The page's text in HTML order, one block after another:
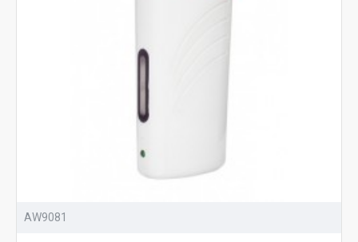
AW9081